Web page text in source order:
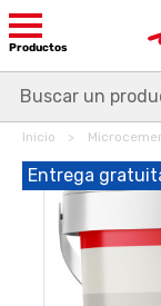
Productos
Inicio
Entrega